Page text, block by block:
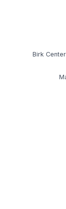
Birk